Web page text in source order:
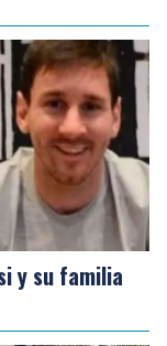
y su familia